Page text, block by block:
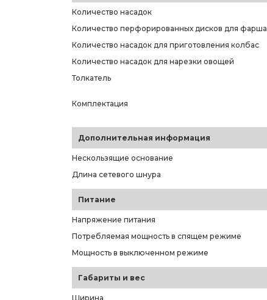
Количество насадок
Количество перфорированных дисков для фарша
Количество насадок для приготовления колбас
Количество насадок для нарезки овощей
Толкатель
Комплектация
Дополнительная информация
Нескользящие основание
Длина сетевого шнура
Питание
Напряжение питания
Потребляемая мощность в спящем режиме
Мощность в выключенном режиме
Габариты и вес
Ширина